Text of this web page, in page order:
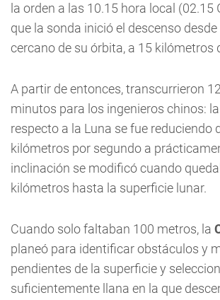
la orden a las 10.15 hora local (02.15
que la sonda inició el descenso
cercano de su órbita, a 15 kilómetros
A partir de entonces, transcurrieron
minutos para los ingenieros chinos:
respecto a la Luna se fue reduciendo
kilómetros por segundo a
inclinación se modificó cuando
kilómetros hasta la superficie lunar.
Cuando solo faltaban 100 metros, la
planeó para identificar obstáculos y
pendientes de la superficie y
suficientemente llana en la que